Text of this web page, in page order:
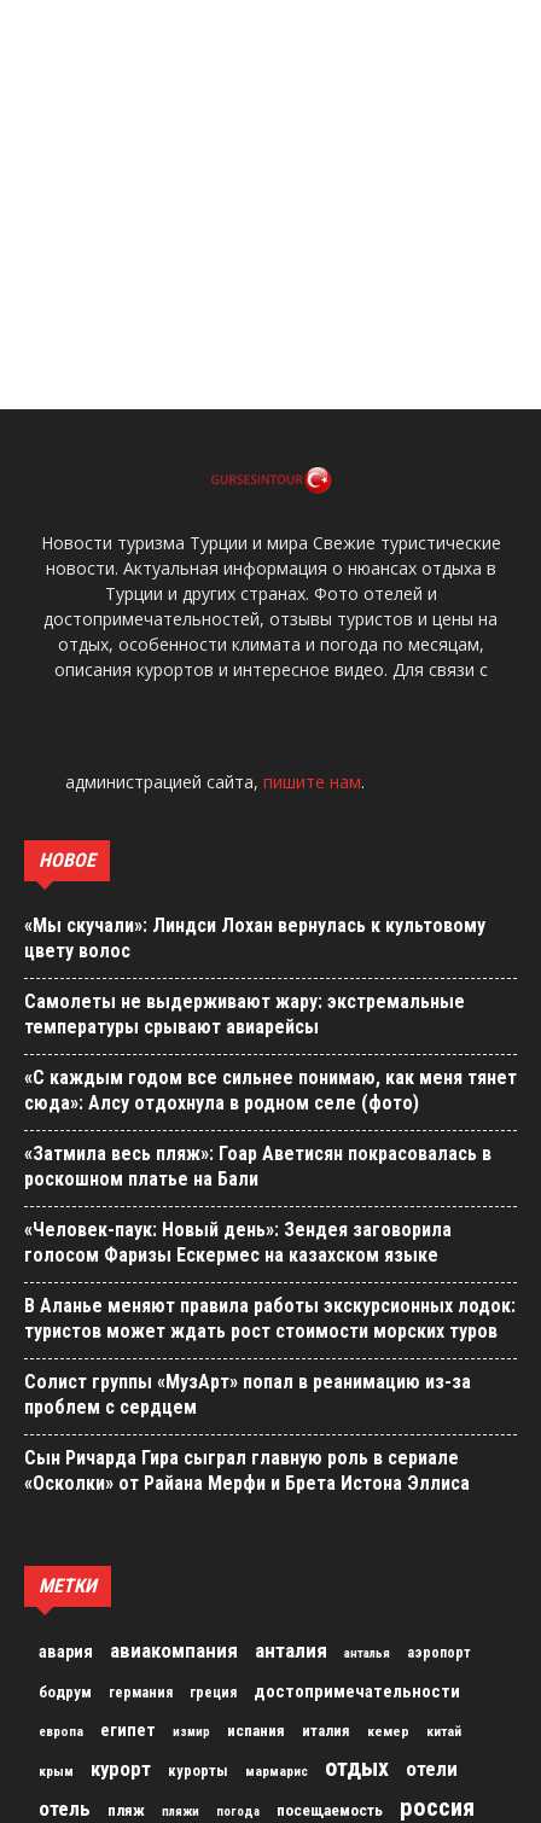
Новости туризма Турции и мира Свежие туристические
новости. Актуальная информация о нюансах отдыха в
Турции и других странах. Фото отелей и
достопримечательностей, отзывы туристов и цены на
отдых, особенности климата и погода по месяцам,
описания курортов и интересное видео. Для связи с
администрацией сайта, пишите нам.
НОВОЕ
«Мы скучали»: Линдси Лохан вернулась к культовому
цвету волос
Самолеты не выдерживают жару: экстремальные
температуры срывают авиарейсы
«С каждым годом все сильнее понимаю, как меня тянет
сюда»: Алсу отдохнула в родном селе (фото)
«Затмила весь пляж»: Гоар Аветисян покрасовалась в
роскошном платье на Бали
«Человек-паук: Новый день»: Зендея заговорила
голосом Фаризы Ескермес на казахском языке
В Аланье меняют правила работы экскурсионных лодок:
туристов может ждать рост стоимости морских туров
Солист группы «МузАрт» попал в реанимацию из-за
проблем с сердцем
Сын Ричарда Гира сыграл главную роль в сериале
«Осколки» от Райана Мерфи и Брета Истона Эллиса
МЕТКИ
авария авиакомпания анталия анталья аэропорт
бодрум германия греция достопримечательности
европа египет измир испания италия кемер китай
крым курорт курорты мармарис отдых
отели
отель
пляж пляжи погода посещаемость россия